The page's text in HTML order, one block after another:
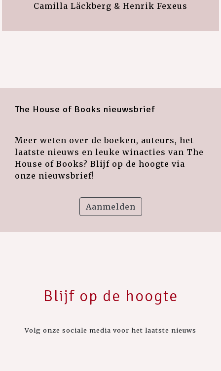
Camilla Läckberg & Henrik Fexeus
The House of Books nieuwsbrief
Meer weten over de boeken, auteurs, het
laatste nieuws en leuke winacties van The
House of Books? Blijf op de hoogte via
onze nieuwsbrief!
Aanmelden
Blijf op de hoogte
Volg onze sociale media voor het laatste nieuws